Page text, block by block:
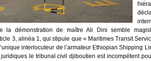
la démonstration de maître Ali Dini semble
3, alinéa 1, qui stipule que « Maritimes Transit
interlocuteur de l’armateur Ethiopian Shipping
le tribunal civil djiboutien est incompétent